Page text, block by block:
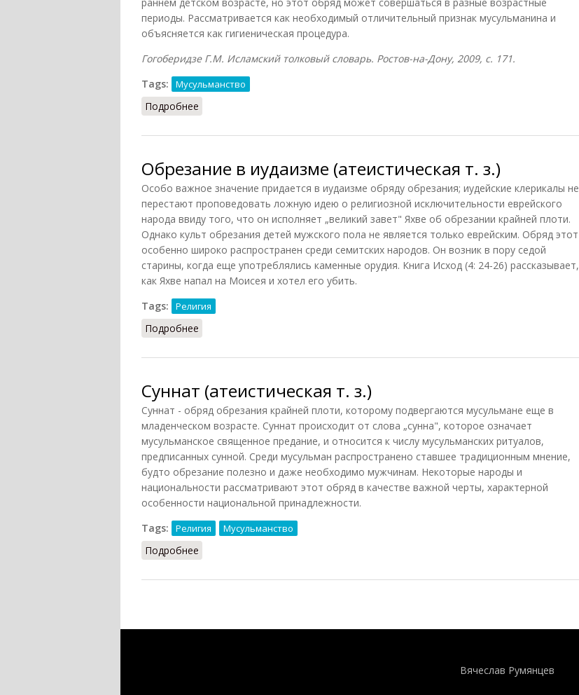
периоды. Рассматривается как необходимый отличительный признак мусульманина и
объясняется как гигиеническая процедура.
Гогоберидзе Г.М. Исламский толковый словарь. Ростов-на-Дону, 2009, с. 171.
Tags:
Мусульманство
Подробнее
Обрезание в иудаизме (атеистическая т. з.)
Особо важное значение придается в иудаизме обряду обрезания; иудейские клерикалы не
перестают проповедовать ложную идею о религиозной исключительности еврейского
народа ввиду того, что он исполняет „великий завет" Яхве об обрезании крайней плоти.
Однако культ обрезания детей мужского пола не является только еврейским. Обряд этот
особенно широко распространен среди семитских народов. Он возник в пору седой
старины, когда еще употреблялись каменные орудия. Книга Исход (4: 24-26) рассказывает,
как Яхве напал на Моисея и хотел его убить.
Tags:
Религия
Подробнее
Суннат (атеистическая т. з.)
Суннат - обряд обрезания крайней плоти, которому подвергаются мусульмане еще в
младенческом возрасте. Суннат происходит от слова „сунна", которое означает
мусульманское священное предание, и относится к числу мусульманских ритуалов,
предписанных сунной. Среди мусульман распространено ставшее традиционным мнение,
будто обрезание полезно и даже необходимо мужчинам. Некоторые народы и
национальности рассматривают этот обряд в качестве важной черты, характерной
особенности национальной принадлежности.
Tags:
Религия Мусульманство
Подробнее
Вячеслав Румянцев